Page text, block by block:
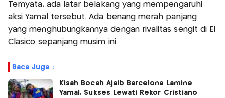
Ternyata, ada latar belakang yang mempengaruhi
aksi Yamal tersebut. Ada benang merah panjang
yang menghubungkannya dengan rivalitas sengit di El
Clasico sepanjang musim ini.
Baca Juga :
Kisah Bocah Ajaib Barcelona Lamine
Yamal, Sukses Lewati Rekor Cristiano